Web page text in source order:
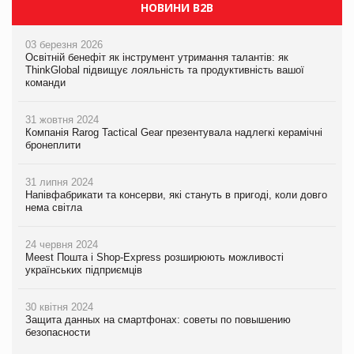
НОВИНИ B2B
03 березня 2026
Освітній бенефіт як інструмент утримання талантів: як
ThinkGlobal підвищує лояльність та продуктивність вашої
команди
31 жовтня 2024
Компанія Rarog Tactical Gear презентувала надлегкі керамічні
бронеплити
31 липня 2024
Напівфабрикати та консерви, які стануть в пригоді, коли довго
нема світла
24 червня 2024
Meest Пошта і Shop-Express розширюють можливості
українських підприємців
30 квітня 2024
Защита данных на смартфонах: советы по повышению
безопасности